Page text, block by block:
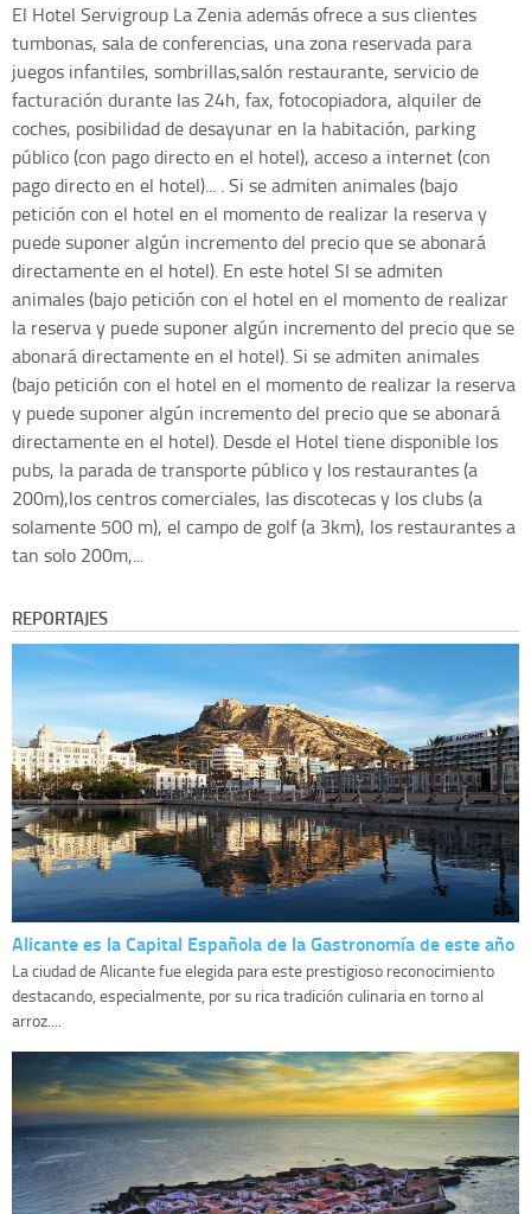
El Hotel Servigroup La Zenia además ofrece a sus clientes
tumbonas, sala de conferencias, una zona reservada para
juegos infantiles, sombrillas,salón restaurante, servicio de
facturación durante las 24h, fax, fotocopiadora, alquiler de
coches, posibilidad de desayunar en la habitación, parking
público (con pago directo en el hotel), acceso a internet (con
pago directo en el hotel)... . Si se admiten animales (bajo
petición con el hotel en el momento de realizar la reserva y
puede suponer algún incremento del precio que se abonará
directamente en el hotel). En este hotel SI se admiten
animales (bajo petición con el hotel en el momento de realizar
la reserva y puede suponer algún incremento del precio que se
abonará directamente en el hotel). Si se admiten animales
(bajo petición con el hotel en el momento de realizar la reserva
y puede suponer algún incremento del precio que se abonará
directamente en el hotel). Desde el Hotel tiene disponible los
pubs, la parada de transporte público y los restaurantes (a
200m),los centros comerciales, las discotecas y los clubs (a
solamente 500 m), el campo de golf (a 3km), los restaurantes a
tan solo 200m,...
REPORTAJES
Alicante es la Capital Española de la Gastronomía de este año
La ciudad de Alicante fue elegida para este prestigioso reconocimiento
destacando, especialmente, por su rica tradición culinaria en torno al
arroz....